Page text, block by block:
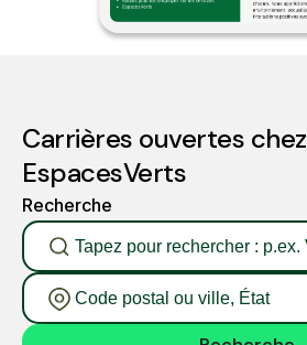
Carrières ouvertes chez
EspacesVerts
Recherche